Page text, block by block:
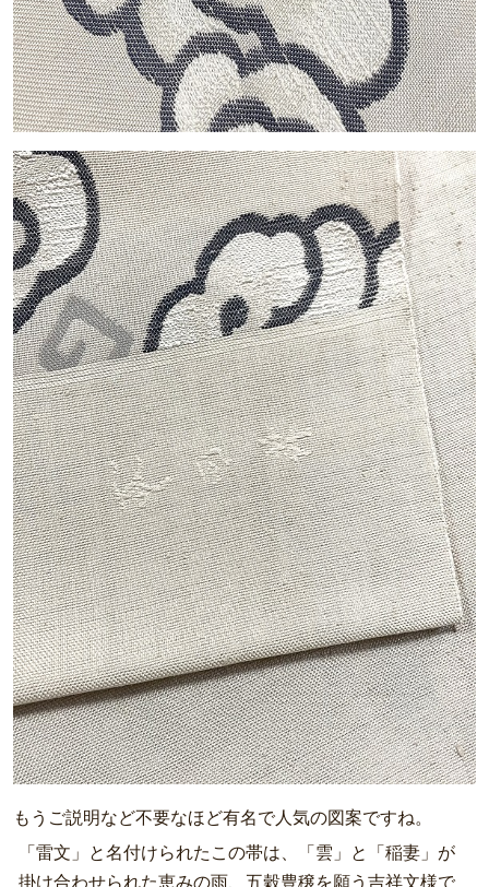
もうご説明など不要なほど有名で人気の図案ですね。
「雷文」と名付けられたこの帯は、「雲」と「稲妻」が
掛け合わせられた恵みの雨、五穀豊穣を願う吉祥文様で